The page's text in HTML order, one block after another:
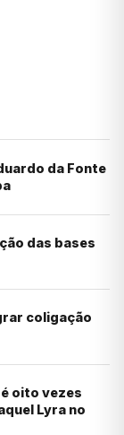
da Fonte
das bases
coligação
oito vezes
Lyra no